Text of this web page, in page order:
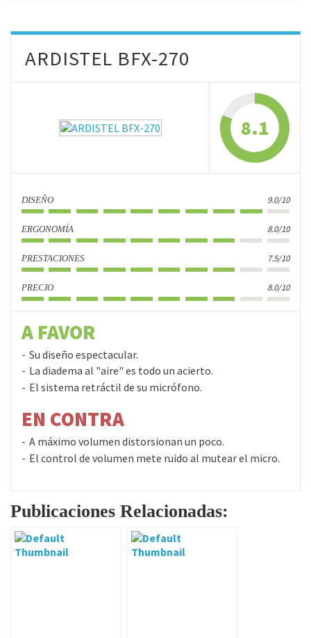
ARDISTEL BFX-270
8.1
DISEÑO 9.0/10
ERGONOMÍA 8.0/10
PRESTACIONES 7.5/10
PRECIO 8.0/10
A FAVOR
Su diseño espectacular.
La diadema al "aire" es todo un acierto.
El sistema retráctil de su micrófono.
EN CONTRA
A máximo volumen distorsionan un poco.
El control de volumen mete ruido al mutear el micro.
Publicaciones Relacionadas: